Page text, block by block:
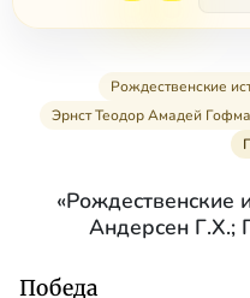
Рождественские
Эрнст Теодор Амадей
«Рождественские
Андерсен Г.Х.;
Победа